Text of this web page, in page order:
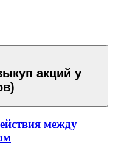
акций у
между